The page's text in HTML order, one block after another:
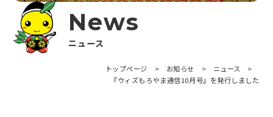
News
ニュース
トップページ > お知らせ > ニュース
>
『ウィズもろやま通信10月号』を発行しました